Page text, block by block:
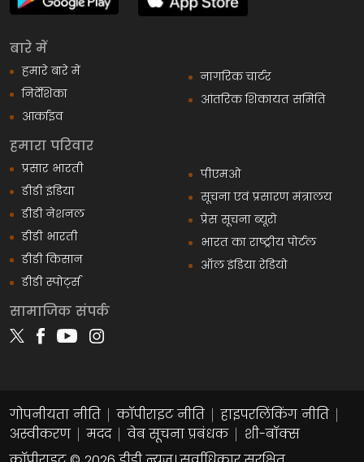
बारे में
हमारे बारे में
निर्देशिका
आर्काइव
नागरिक चार्टर
आंतरिक शिकायत समिति
हमारा परिवार
प्रसार भारती
डीडी इंडिया
डीडी नेशनल
डीडी भारती
डीडी किसान
डीडी स्पोर्ट्स
पीएमओ
सूचना एवं प्रसारण मंत्रालय
प्रेस सूचना ब्यूरो
भारत का राष्ट्रीय पोर्टल
ऑल इंडिया रेडियो
सामाजिक संपर्क
गोपनीयता नीति कॉपीराइट नीति
हाइपरलिंकिंग नीति
अस्वीकरण
मदद वेब सूचना प्रबंधक
शी-बॉक्स